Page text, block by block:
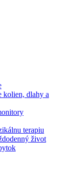
kolien, dlahy a
terapiu
život